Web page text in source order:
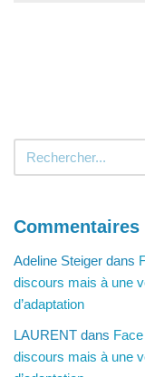
Commentaires
Adeline Steiger dans
discours mais à une
d’adaptation
LAURENT dans
discours mais à une